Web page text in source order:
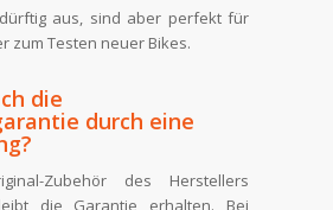
aus, sind aber perfekt für
zum Testen neuer Bikes.
die
durch eine
Zubehör des Herstellers
die Garantie erhalten. Bei